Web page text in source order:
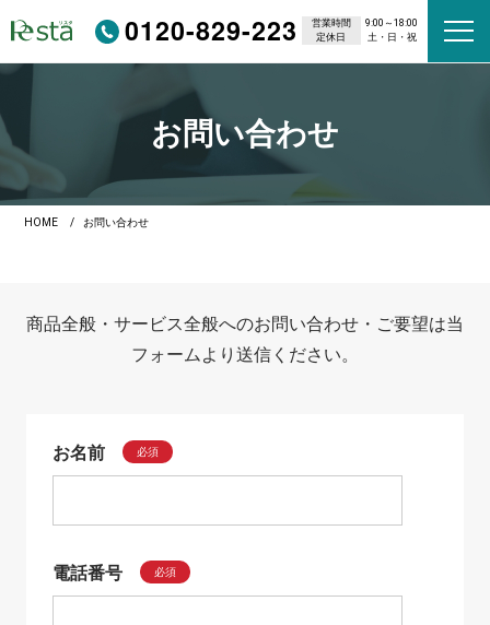
0120-829-223 営業時間
9:00～18:00
定休日
土・日・祝
お問い合わせ
HOME お問い合わせ
商品全般・サービス全般へのお問い合わせ・ご要望は当
フォームより送信ください。
お名前 必須
電話番号 必須